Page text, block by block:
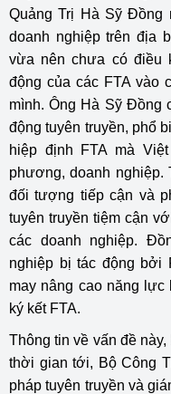
Quảng Trị Hà Sỹ Đồng
doanh nghiệp trên địa
vừa nên chưa có điều
động của các FTA vào
mình. Ông Hà Sỹ Đồng
động tuyên truyền, phổ
hiệp định FTA mà
phương, doanh nghiệp.
đối tượng tiếp cận và
tuyên truyền tiệm cận
các doanh nghiệp.
nghiệp bị tác động bởi
may nâng cao năng
ký kết FTA.
Thông tin về vấn đề
thời gian tới, Bộ Công
pháp tuyên truyền và